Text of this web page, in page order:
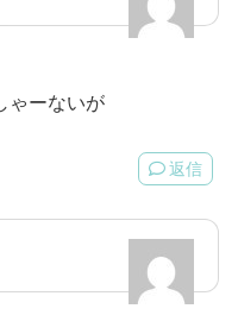
ゃーないが
返信